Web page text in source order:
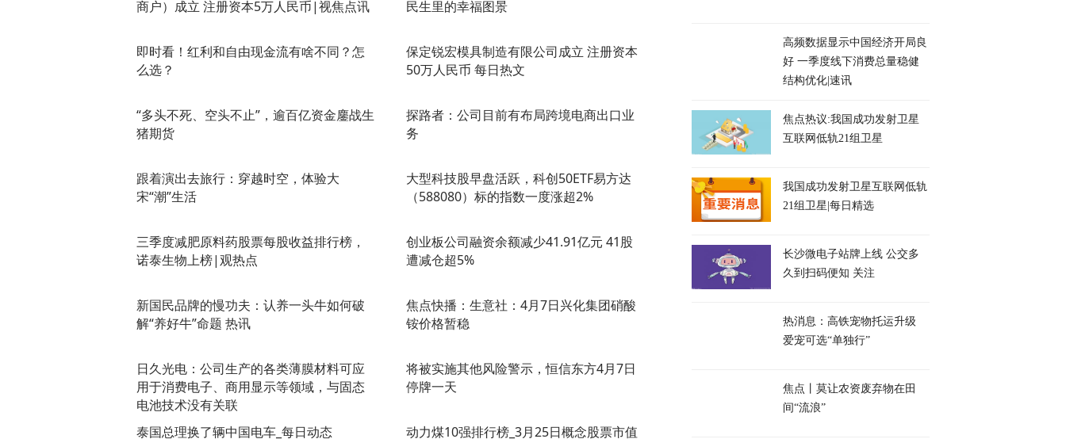
商户）成立 注册资本5万人民币|视焦点讯
民生里的幸福图景
即时看！红利和自由现金流有啥不同？怎
么选？
保定锐宏模具制造有限公司成立 注册资本
50万人民币 每日热文
“多头不死、空头不止”，逾百亿资金鏖战生
猪期货
探路者：公司目前有布局跨境电商出口业
务
跟着演出去旅行：穿越时空，体验大
宋“潮”生活
大型科技股早盘活跃，科创50ETF易方达
（588080）标的指数一度涨超2%
三季度减肥原料药股票每股收益排行榜，
诺泰生物上榜|观热点
创业板公司融资余额减少41.91亿元 41股
遭减仓超5%
新国民品牌的慢功夫：认养一头牛如何破
解“养好牛”命题 热讯
焦点快播：生意社：4月7日兴化集团硝酸
铵价格暂稳
日久光电：公司生产的各类薄膜材料可应
用于消费电子、商用显示等领域，与固态
电池技术没有关联
将被实施其他风险警示，恒信东方4月7日
停牌一天
泰国总理换了辆中国电车_每日动态 动力煤10强排行榜_3月25日概念股票市值
高频数据显示中国经济开局良
好 一季度线下消费总量稳健
结构优化|速讯
焦点热议:我国成功发射卫星
互联网低轨21组卫星
我国成功发射卫星互联网低轨
21组卫星|每日精选
长沙微电子站牌上线 公交多
久到扫码便知 关注
热消息：高铁宠物托运升级
爱宠可选“单独行”
焦点丨莫让农资废弃物在田
间“流浪”